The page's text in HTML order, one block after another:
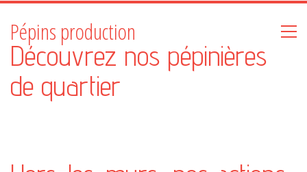
Pépins production
Découvrez nos pépinières
de quartier